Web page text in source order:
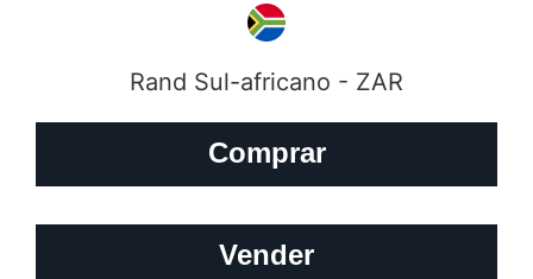
Rand Sul-africano - ZAR
Comprar
Vender